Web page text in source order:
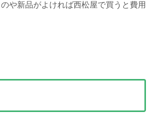
や新品がよければ西松屋で買うと費用